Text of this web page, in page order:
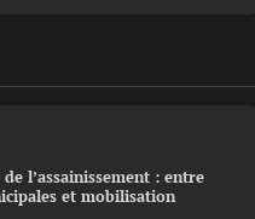
l’assainissement : entre
et mobilisation